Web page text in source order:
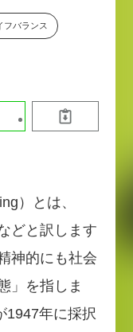
人財」というキ
れるのか
フバランス
）とは、
どと訳します
神的にも社会
」を指しま
1947年に採択